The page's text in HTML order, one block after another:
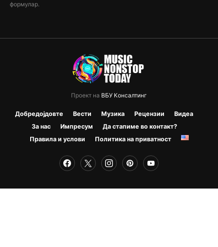
формулар.
Проект на ВБУ Консалтинг
Добредојдовте Вести Музика Рецензии
Видеа
За нас
Импресум
Да стапиме во контакт?
Правила и услови
Политика на приватност